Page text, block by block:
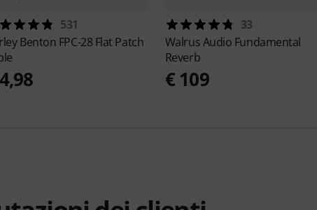
531
Benton FPC-28 Flat Patch
33
Walrus Audio Fundamental
Reverb
€ 109